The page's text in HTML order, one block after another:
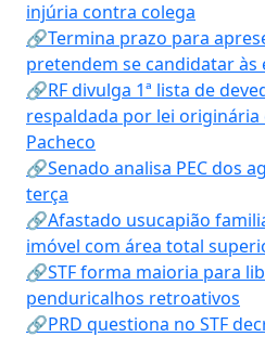
injúria contra colega
🔗Termina prazo para
pretendem se candidatar às
🔗RF divulga 1ª lista de
respaldada por lei originária
Pacheco
🔗Senado analisa PEC dos
terça
🔗Afastado usucapião
imóvel com área total
🔗STF forma maioria para
penduricalhos retroativos
🔗PRD questiona no STF